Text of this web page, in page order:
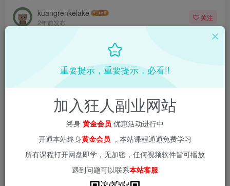
kuangrenkelake
2年前发布
关注
链接进入本站首页：
重要提示，重要提示，必看!!
加入狂人副业网站
终身 黄金会员 优惠活动进行中
开通本站终身黄金会员 ，本站课程通通免费学习
所有课程打开网盘即学，无加密，任何视频软件皆可播放
遇到问题可以联系本站客服